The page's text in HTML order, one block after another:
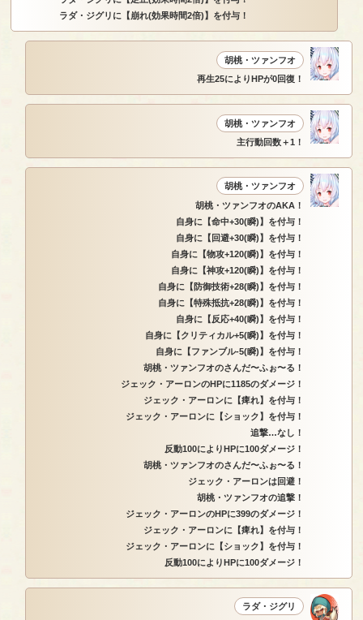
ラダ・ジグリに【崩れ(効果時間2倍)】を付与！
胡桃・ツァンフオ
再生25によりHPが0回復！
胡桃・ツァンフオ
主行動回数＋1！
胡桃・ツァンフオ
胡桃・ツァンフオのAKA！
自身に【命中+30(瞬)】を付与！
自身に【回避+30(瞬)】を付与！
自身に【物攻+120(瞬)】を付与！
自身に【神攻+120(瞬)】を付与！
自身に【防御技術+28(瞬)】を付与！
自身に【特殊抵抗+28(瞬)】を付与！
自身に【反応+40(瞬)】を付与！
自身に【クリティカル+5(瞬)】を付与！
自身に【ファンブル-5(瞬)】を付与！
胡桃・ツァンフオのさんだ〜ふぉ〜る！
ジェック・アーロンのHPに1185のダメージ！
ジェック・アーロンに【痺れ】を付与！
ジェック・アーロンに【ショック】を付与！
追撃…なし！
反動100によりHPに100ダメージ！
胡桃・ツァンフオのさんだ〜ふぉ〜る！
ジェック・アーロンは回避！
胡桃・ツァンフオの追撃！
ジェック・アーロンのHPに399のダメージ！
ジェック・アーロンに【痺れ】を付与！
ジェック・アーロンに【ショック】を付与！
反動100によりHPに100ダメージ！
ラダ・ジグリ